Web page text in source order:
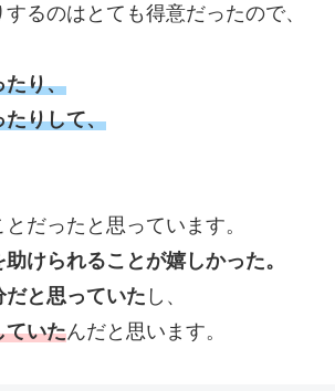
るのはとても得意だったので、
たり、
たりして、
だったと思っています。
けられることが嬉しかった。
と思っていた し、
ていたんだと思います。